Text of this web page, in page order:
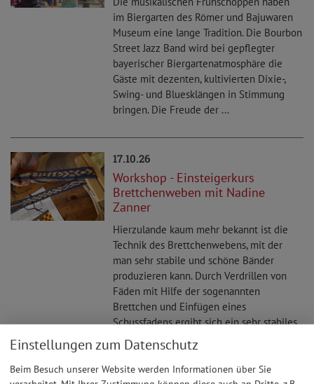
im Biergarten des Römer und Bajuwaren
Museum eine lange Tradition. Die Bourbon
Street Jazz Band wird bei gepflegter
bayerischer Biergartenatmosphäre die
Gäste mit dezenten, kultivierten Dixie-,
Swing- und Bluesklängen in Stimmung
bringen. Die Freude der ...
17.10.26
Workshop - Einsteigerkurs
Brettchenweben mit Nadine
Zanner
Hierzulande kaum mehr bekannt ist die
Technik des Brettchenwebens, mit der
man sehr stabile und schöne Bänder
produzieren kann. Durch Verdrillen von
Fäden mit Hilfe der sogenannten
Brettchen und Einfügen eines
Schussfadens ergibt sich ein sehr stabiles
Gewebe, das mit einfachen oder sehr ...
Einstellungen zum Datenschutz
Beim Besuch unserer Website werden Informationen über Sie